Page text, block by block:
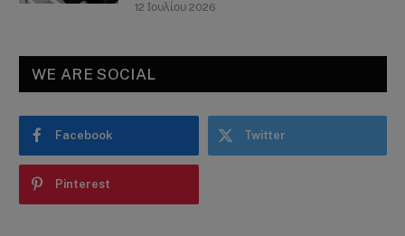
12 Ιουλίου 2026
WE ARE SOCIAL
Facebook Twitter
Pinterest